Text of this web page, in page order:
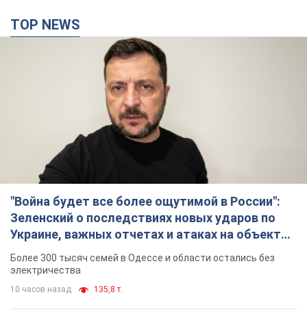
TOP NEWS
"Война будет все более ощутимой в России":
Зеленский о последствиях новых ударов по
Украине, важных отчетах и атаках на объекты
противника. Видео
Более 300 тысяч семей в Одессе и области остались без
электричества
10 часов назад 135,8 т.